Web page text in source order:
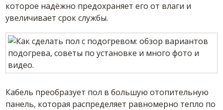
которое надёжно предохраняет его от влаги и
увеличивает срок службы.
Кабель преобразует пол в большую отопительную
панель, которая распределяет равномерно тепло по